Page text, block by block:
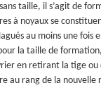
taille, il s’agit de
à noyaux se
au moins une fois
la taille de
en retirant la tige ou
au rang de la nouvelle